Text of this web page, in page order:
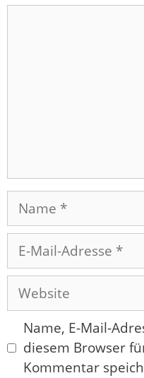
Name
Adresse
Website
Name, E-Mail-
diesem Browser
Kommentar